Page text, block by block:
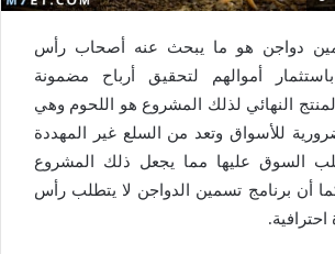
دواجن هو ما يبحث عنه أصحاب رأس
أموالهم لتحقيق أرباح مضمونة
النهائي لذلك المشروع هو اللحوم وهي
للأسواق وتعد من السلع غير المهددة
السوق عليها مما يجعل ذلك المشروع
كما أن برنامج تسمين الدواجن لا يتطلب رأس